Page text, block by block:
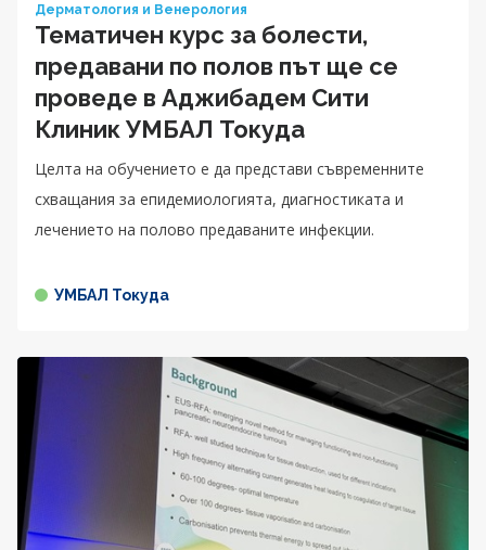
Дерматология и Венерология
Тематичен курс за болести,
предавани по полов път ще се
проведе в Аджибадем Сити
Клиник УМБАЛ Токуда
Целта на обучението е да представи съвременните
схващания за епидемиологията, диагностиката и
лечението на полово предаваните инфекции.
УМБАЛ Токуда